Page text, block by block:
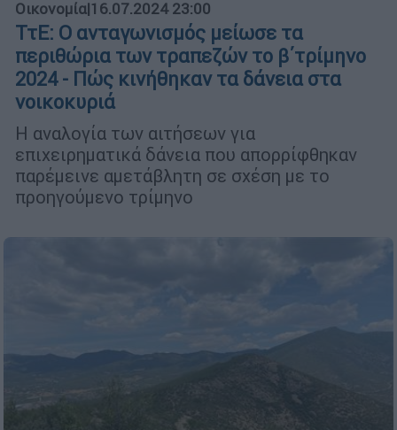
Οικονομία|16.07.2024 23:00
ΤτΕ: Ο ανταγωνισμός μείωσε τα
περιθώρια των τραπεζών το β΄τρίμηνο
2024 - Πώς κινήθηκαν τα δάνεια στα
νοικοκυριά
Η αναλογία των αιτήσεων για
επιχειρηματικά δάνεια που απορρίφθηκαν
παρέμεινε αμετάβλητη σε σχέση με το
προηγούμενο τρίμηνο